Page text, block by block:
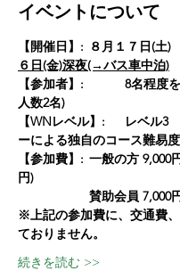
イベントについて
【開催日】: 	８月１７日(土)
６日(金)深夜(→バス車中泊)
【参加者】:　	8名程度を想定 (最小催行
人数2名)
【WNレベル】:	レベル3　(WITHネイチャ
ーによる独自のコース難易
【参加費】: 	一般の方 9,000円(税込み 9,720
円)
賛助会員 7,000
※上記の参加費に、交通費
ておりません。
続きを読む >>